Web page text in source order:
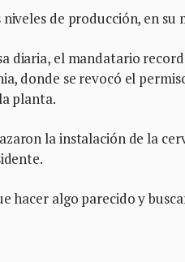
de producción, en
diaria, el mandatario
donde se revocó el
planta.
la instalación de la
hacer algo parecido y